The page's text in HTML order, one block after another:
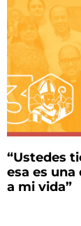
“Ustedes
esa es
a mi vida”